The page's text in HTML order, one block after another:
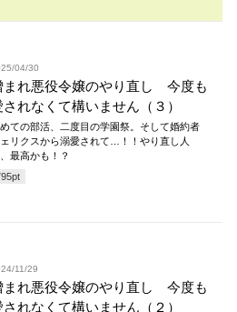
04/30
まれ悪役令嬢のやり直し 今度も
されなくて構いません（３）
ての部活、二度目の学園祭。そして婚約者
リクスから溺愛されて…！！やり直し人
最高かも！？
pt
11/29
まれ悪役令嬢のやり直し 今度も
されなくて構いません（２）